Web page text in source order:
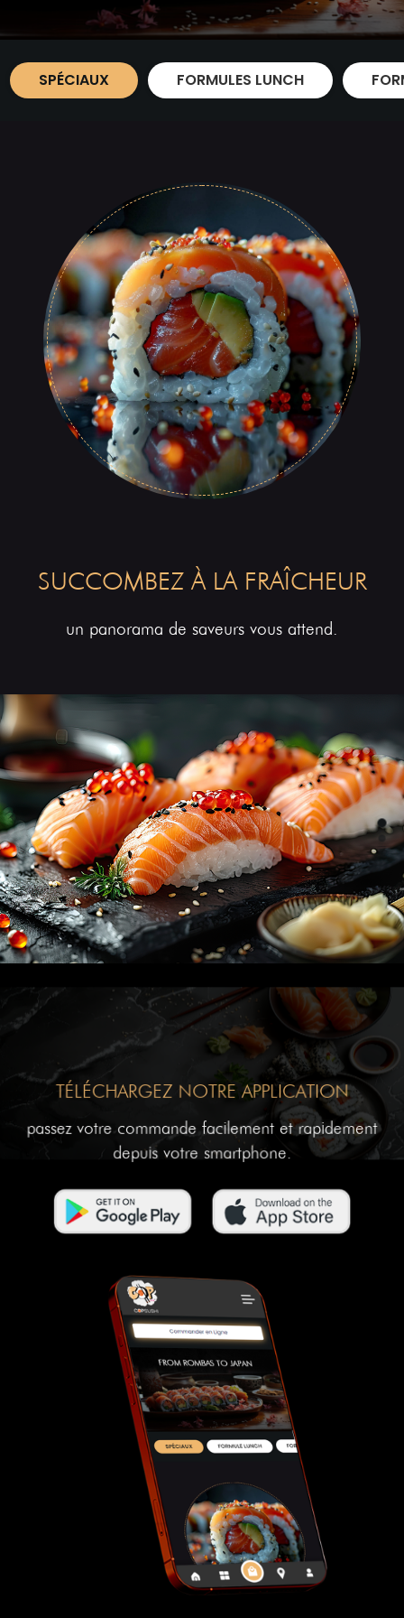
SPÉCIAUX FORMULES LUNCH
SUCCOMBEZ À LA FRAÎCHEUR
un panorama de saveurs vous attend.
TÉLÉCHARGEZ NOTRE APPLICATION
passez votre commande facilement et rapidement
depuis votre smartphone.